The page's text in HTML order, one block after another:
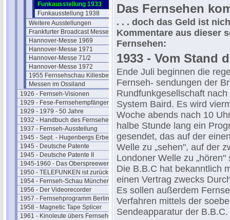
Funkausstellung 1933
Funkausstellung 1938
Weitere Ausstellungen
Frankfurter Broadcast Messen
Hannover-Messe 1969
Hannover-Messe 1971
Hannover-Messe 71/2
Hannover-Messe 1972
1955 Fernsehschau Killesberg
Messen im Ossiland
1926 - Fernseh-Visionen
1929 - Fese-Fernsehempfänger
1929 - 1979 - 50 Jahre
1932 - Handbuch des Fernsehens
1937 - Fernseh-Ausstellung
1945 - Sept. - Hugenbergs Erbe
1945 - Deutsche Patente
1945 - Deutsche Patente II
1945-1960 - Das Oberspreewerk
1950 - TELEFUNKEN ist zurück
1954 - Fernseh-Schau München
1956 - Der Videorecorder
1957 - Fernsehprogramm Berlin
1958 - Magnetic Tape Splicer
1961 - Kinoleute übers Fernsehen
Das Fernsehen
. . . doch das Geld ist
Kommentare aus dieser
Fernsehen:
1933 - Vom Stand
Ende Juli beginnen die
Fernseh- sendungen der
Rundfunkgesellschaft nach
System Baird. Es wird
Woche abends nach 10
halbe Stunde lang ein
gesendet, das auf der
Welle zu „sehen", auf der
Londoner Welle zu „hören"
Die B.B.C hat bekanntlich
einen Vertrag zwecks
Es sollen außerdem
Verfahren mittels der
Sendeapparatur der